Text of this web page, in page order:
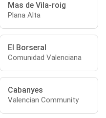
Mas de Vila-roig
Plana Alta
El Borseral
Comunidad Valenciana
Cabanyes
Valencian Community